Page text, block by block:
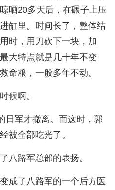
晒20多天后，在碾子上压
缸里。时间长了，整体结
时，用刀砍下一块，加
大特点就是几十年不变
命粮，一般多年不动。
候啊。
日军才撤离。而这时，郭
被全部吃光了。
八路军总部的表扬。
成了八路军的一个后方医